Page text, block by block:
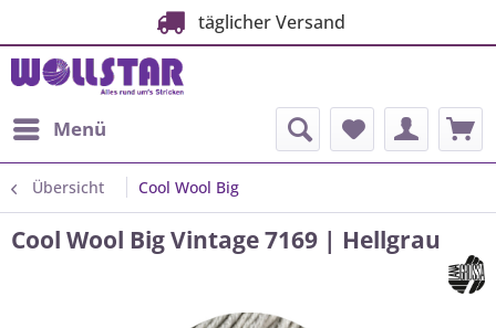
täglicher Versand
Menü
Übersicht Cool Wool Big
Cool Wool Big Vintage 7169 | Hellgrau